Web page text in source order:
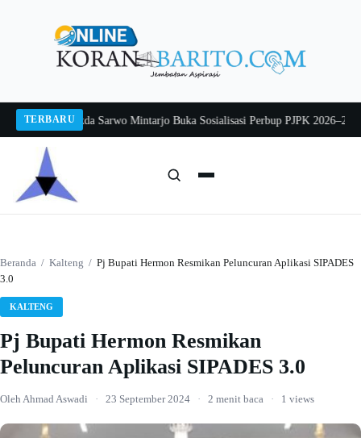
TERBARU
2026Pj Sekda Sarwo Mintarjo Buka Sosialisasi Perbup PJPK 2026–2030
Beranda / Kalteng / Pj Bupati Hermon Resmikan Peluncuran Aplikasi SIPADES
3.0
KALTENG
Pj Bupati Hermon Resmikan
Peluncuran Aplikasi SIPADES 3.0
Oleh Ahmad Aswadi · 23 September 2024 · 2 menit baca · 1 views